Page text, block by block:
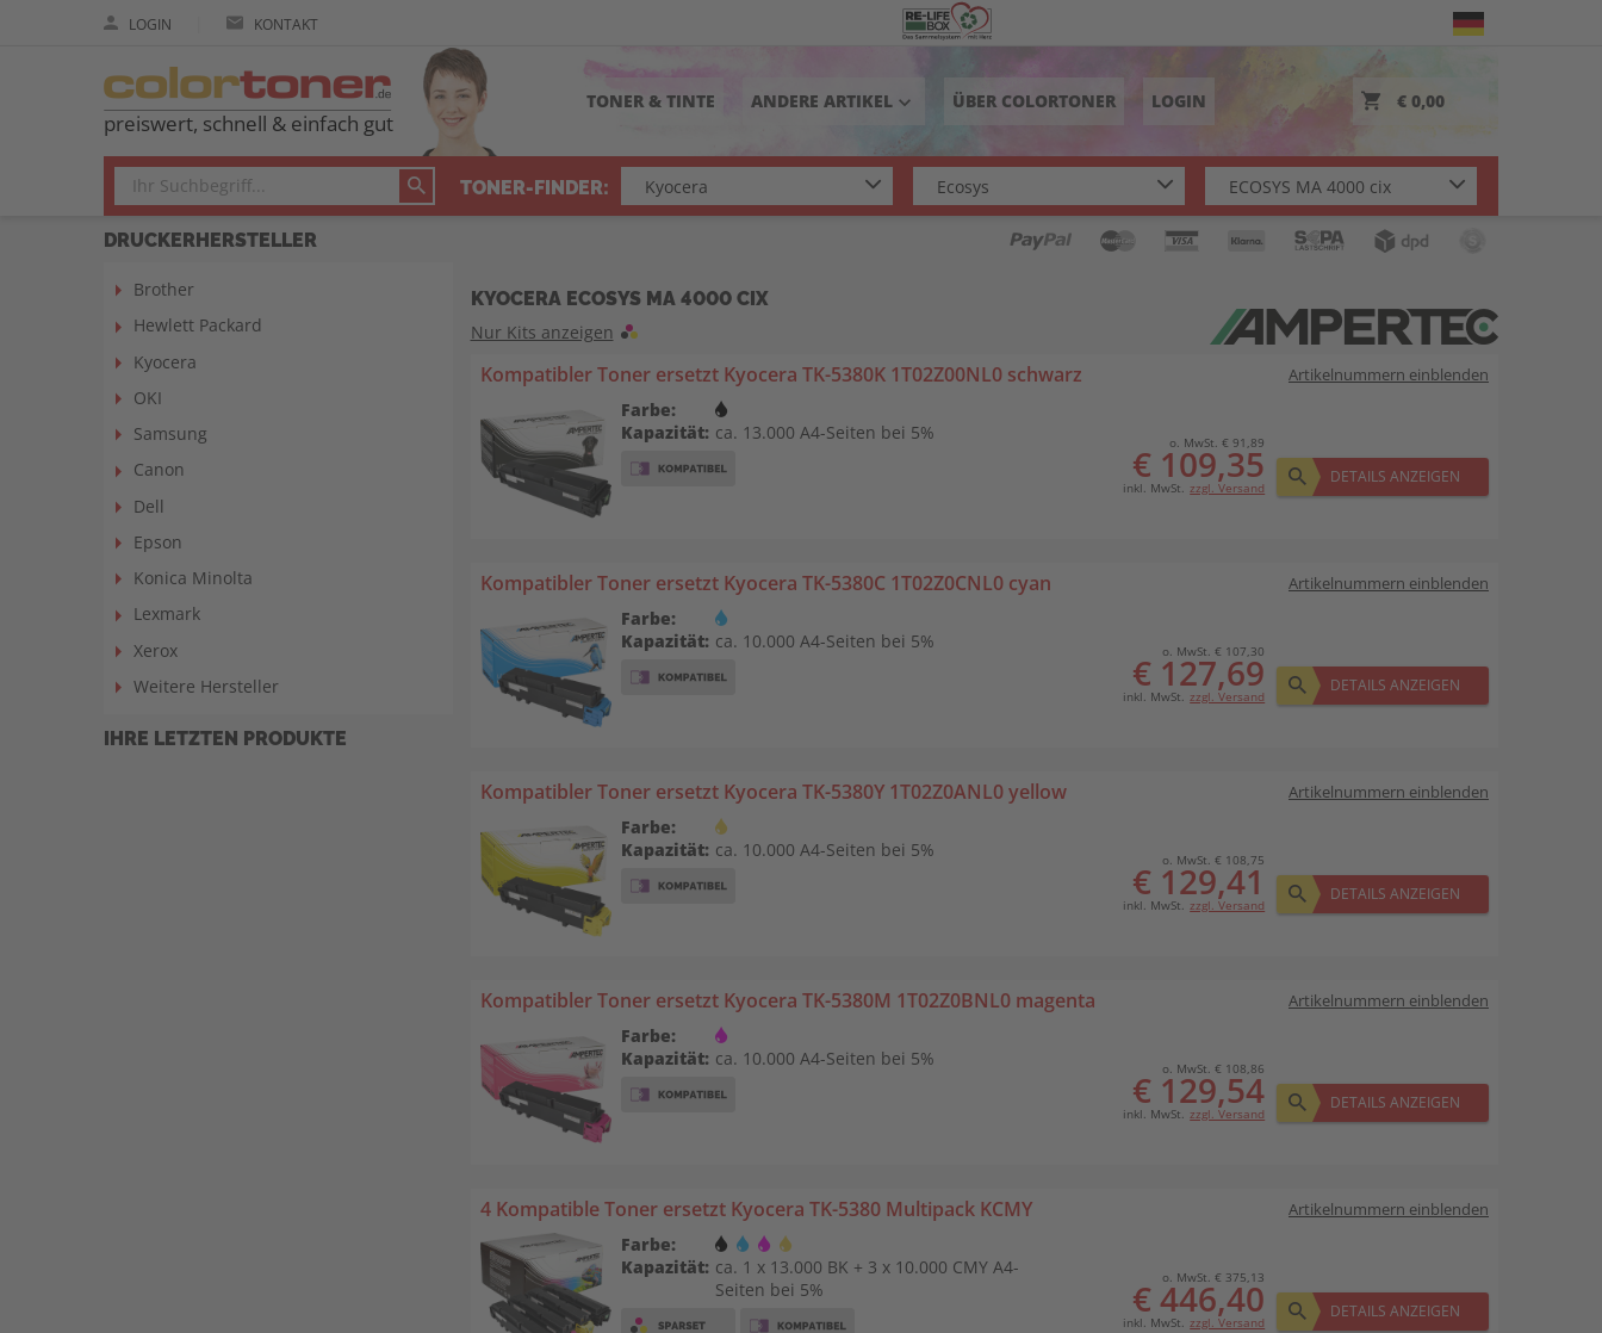
LOGIN KONTAKT
preiswert, schnell & einfach gut
TONER & TINTE ANDERE ARTIKEL keyboard_arrow_down ÜBER COLORTONER LOGIN € 0,00
TONER-FINDER:
DRUCKERHERSTELLER
Brother
Hewlett Packard
Kyocera
OKI
Samsung
Canon
Dell
Epson
Konica Minolta
Lexmark
Xerox
Weitere Hersteller
IHRE LETZTEN PRODUKTE
KYOCERA ECOSYS MA 4000 CIX
Nur Kits anzeigen
Kompatibler Toner ersetzt Kyocera TK-5380K 1T02Z00NL0 schwarz Artikelnummern einblenden
Farbe:
Kapazität: ca. 13.000 A4-Seiten bei 5% o. MwSt. € 91,89
€ 109,35
inkl. MwSt. zzgl. Versand
DETAILS ANZEIGEN
Kompatibler Toner ersetzt Kyocera TK-5380C 1T02Z0CNL0 cyan Artikelnummern einblenden
Farbe:
Kapazität: ca. 10.000 A4-Seiten bei 5% o. MwSt. € 107,30
€ 127,69
inkl. MwSt. zzgl. Versand
DETAILS ANZEIGEN
Kompatibler Toner ersetzt Kyocera TK-5380Y 1T02Z0ANL0 yellow Artikelnummern einblenden
Farbe:
Kapazität: ca. 10.000 A4-Seiten bei 5% o. MwSt. € 108,75
€ 129,41
inkl. MwSt. zzgl. Versand
DETAILS ANZEIGEN
Kompatibler Toner ersetzt Kyocera TK-5380M 1T02Z0BNL0 magenta Artikelnummern einblenden
Farbe:
Kapazität: ca. 10.000 A4-Seiten bei 5% o. MwSt. € 108,86
€ 129,54
inkl. MwSt. zzgl. Versand
DETAILS ANZEIGEN
4 Kompatible Toner ersetzt Kyocera TK-5380 Multipack KCMY Artikelnummern einblenden
Farbe:
Kapazität: ca. 1 x 13.000 BK + 3 x 10.000 CMY A4-
Seiten bei 5%
o. MwSt. € 375,13
€ 446,40
inkl. MwSt. zzgl. Versand
DETAILS ANZEIGEN